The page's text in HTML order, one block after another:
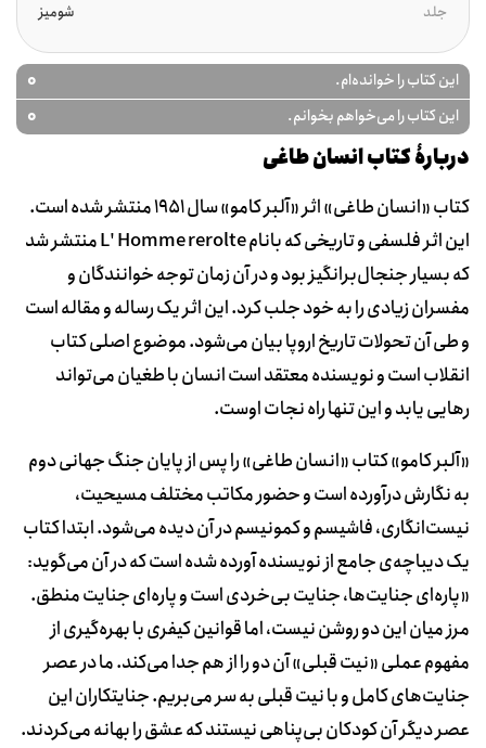
جلد
شومیز
این کتاب را خوانده‌ام. 0
این کتاب را می‌خواهم بخوانم. 0
دربارۀ کتاب انسان طاغی
کتاب «انسان طاغی» اثر «آلبر کامو» سال 1951 منتشر شده است.
این اثر فلسفی و تاریخی که بانامL' Homme rerolteمنتشر شد
که بسیار جنجال‌برانگیز بود و در آن زمان توجه خوانندگان و
مفسران زیادی را به خود جلب کرد. این اثر یک رساله و مقاله است
و طی آن تحولات تاریخ اروپا بیان می‌شود. موضوع اصلی کتاب
انقلاب است و نویسنده معتقد است انسان با طغیان می‌تواند
رهایی یابد و این تنها راه نجات اوست.
«آلبر کامو» کتاب «انسان طاغی» را پس از پایان جنگ جهانی دوم
به نگارش درآورده است و حضور مکاتب مختلف مسیحیت،
نیست‌انگاری، فاشیسم و کمونیسم در آن دیده می‌شود. ابتدا کتاب
یک دیباچه‌ی جامع از نویسنده آورده شده است که در آن می‌گوید:
«پاره‌ای جنایتها، جنایت بی‌خردی است و پاره‌ای جنایت منطق.
مرز میان این دو روشن نیست، اما قوانین کیفری با بهره‌گیری از
مفهوم عملی «نیت قبلی» آن دو را از هم جدا می‌کند. ما در عصر
جنایتهای کامل و با نیت قبلی به سر می‌بریم. جنایتکاران این
عصر دیگر آن کودکان بی‌پناهی نیستند که عشق را بهانه می‌کردند.